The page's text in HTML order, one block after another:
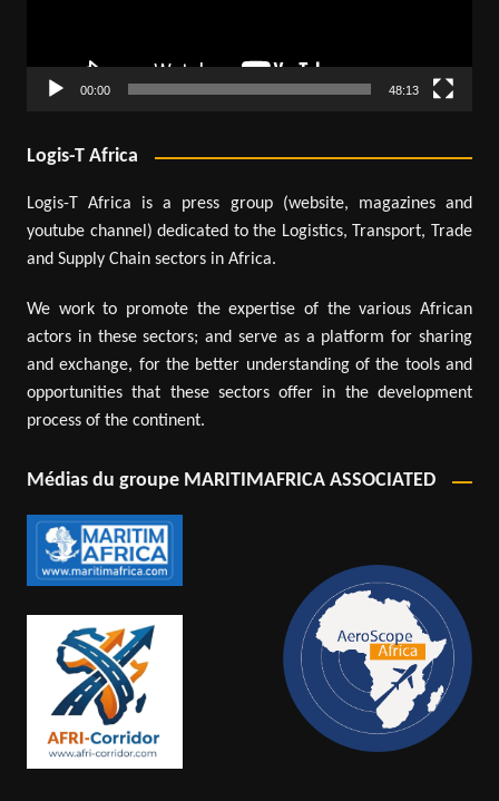
00:00 48:13
Logis-T Africa
Logis-T Africa is a press group (website, magazines and
youtube channel) dedicated to the Logistics, Transport, Trade
and Supply Chain sectors in Africa.
We work to promote the expertise of the various African
actors in these sectors; and serve as a platform for sharing
and exchange, for the better understanding of the tools and
opportunities that these sectors offer in the development
process of the continent.
Médias du groupe MARITIMAFRICA ASSOCIATED